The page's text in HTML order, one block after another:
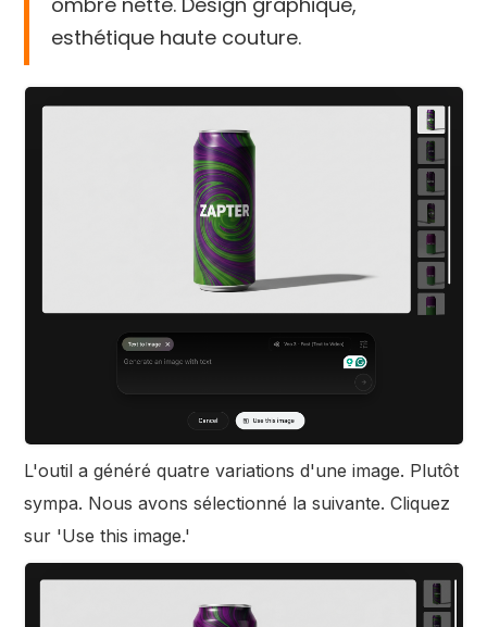
esthétique haute couture.
L'outil a généré quatre variations d'une image. Plutôt
sympa. Nous avons sélectionné la suivante. Cliquez
sur 'Use this image.'